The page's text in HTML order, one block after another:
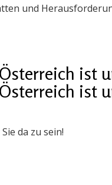
und
ist
ist
da zu sein!